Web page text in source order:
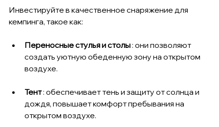
Инвестируйте в качественное снаряжение для
кемпинга, такое как:
Переносные стулья и столы : они позволяют
создать уютную обеденную зону на открытом
воздухе.
Тент : обеспечивает тень и защиту от солнца и
дождя, повышает комфорт пребывания на
открытом воздухе.